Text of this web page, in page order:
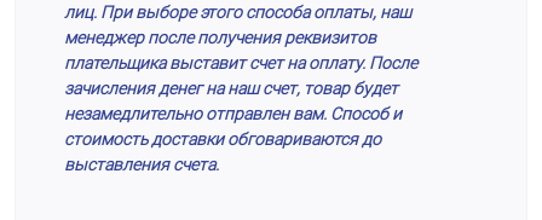
лиц. При выборе этого способа оплаты, наш
менеджер после получения реквизитов
плательщика выставит счет на оплату. После
зачисления денег на наш счет, товар будет
незамедлительно отправлен вам. Способ и
стоимость доставки обговариваются до
выставления счета.